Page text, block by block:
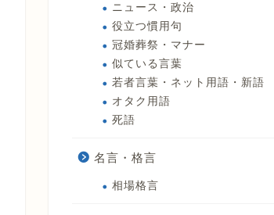
ニュース・政治
役立つ慣用句
冠婚葬祭・マナー
似ている言葉
若者言葉・ネット用語・新語
オタク用語
死語
名言・格言
相場格言